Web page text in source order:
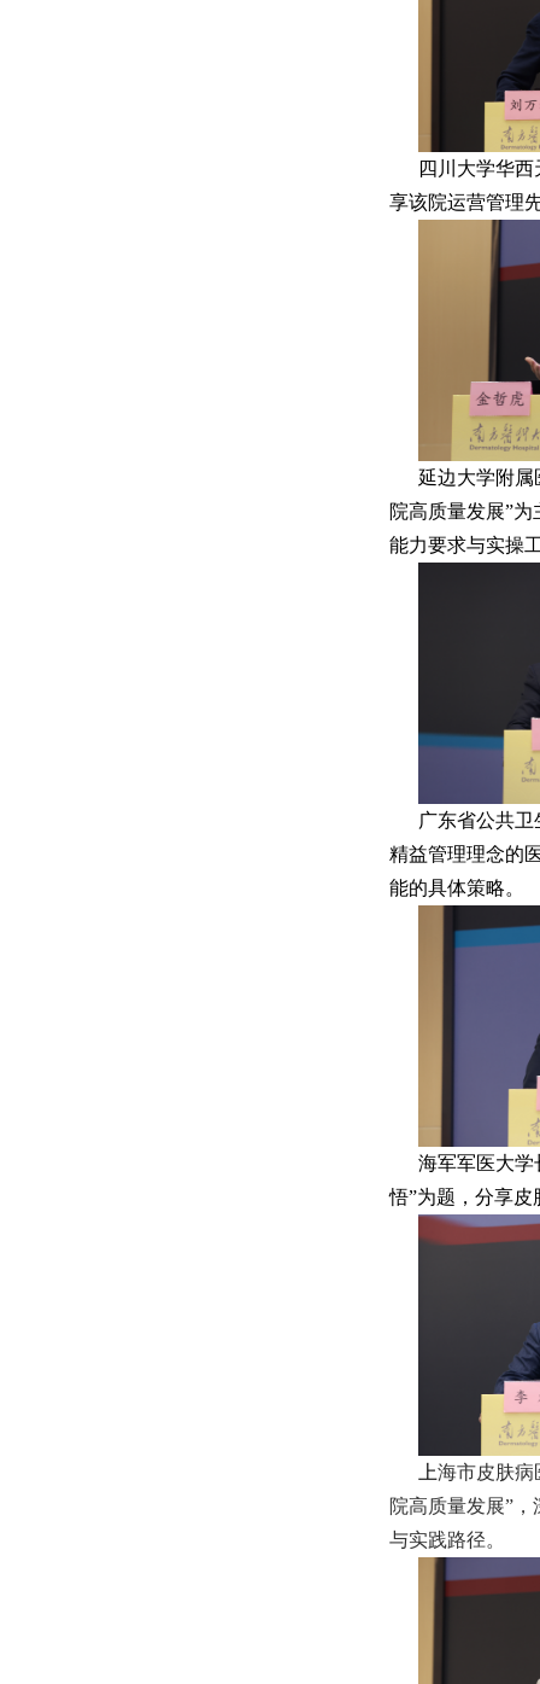
四川大学华
享该院运营管理
延边大学附属
院高质量发展”
能力要求与实操
广东省公共
精益管理理念的
能的具体策略。
海军军医大学
悟”为题，分享
上海市皮肤病
院高质量发展”
与实践路径。